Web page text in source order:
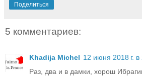
Поделиться
5 комментариев:
Khadija Michel 12 июня 2018 г. в
Раз, два и в дамки, хорош